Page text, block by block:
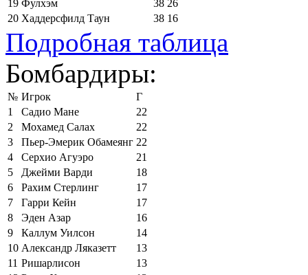
19 Фулхэм 38 26
20 Хаддерсфилд Таун 38 16
Подробная таблица
Бомбардиры:
№ Игрок
Г
1
Садио Мане
22
2
Мохамед Салах
22
3
Пьер-Эмерик Обамеянг 22
4
Серхио Агуэро
21
5
Джейми Варди
18
6
Рахим Стерлинг
17
7
Гарри Кейн
17
8
Эден Азар
16
9
Каллум Уилсон
14
10 Александр Ляказетт
13
11 Ришарлисон
13